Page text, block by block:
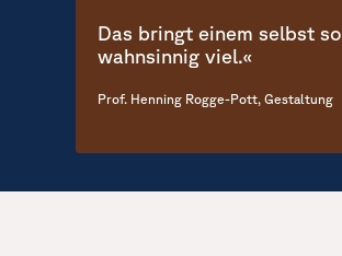
Das bringt einem selbst so
wahnsinnig viel.«
Prof. Henning Rogge-Pott, Gestaltung